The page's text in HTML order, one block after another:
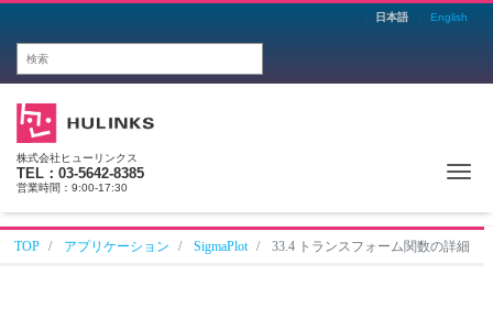
日本語 English
株式会社ヒューリンクス
TEL：03-5642-8385
営業時間：9:00-17:30
TOP アプリケーション SigmaPlot 33.4 トランスフォーム関数の詳細